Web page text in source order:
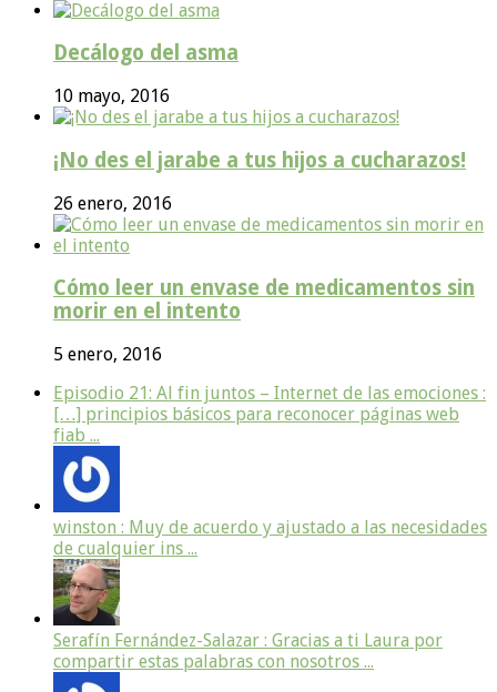
Decálogo del asma
10 mayo, 2016
¡No des el jarabe a tus hijos a cucharazos!
26 enero, 2016
Cómo leer un envase de medicamentos sin
morir en el intento
5 enero, 2016
Episodio 21: Al fin juntos – Internet de las emociones :
[…] principios básicos para reconocer páginas web
fiab ...
winston : Muy de acuerdo y ajustado a las necesidades
de cualquier ins ...
Serafín Fernández-Salazar : Gracias a ti Laura por
compartir estas palabras con nosotros ...